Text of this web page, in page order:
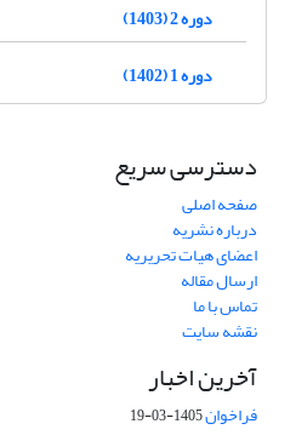
دوره 2 (1403)
دوره 1 (1402)
دسترسی سریع
صفحه اصلی
درباره نشریه
اعضای هیات تحریریه
ارسال مقاله
تماس با ما
نقشه سایت
آخرین اخبار
فراخوان1405-03-19